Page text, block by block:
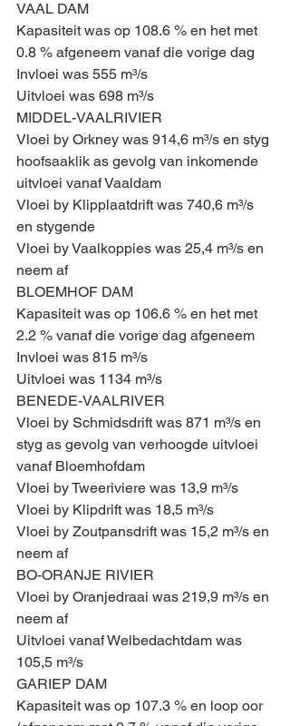
VAAL DAM
Kapasiteit was op 108.6 % en het met
0.8 % afgeneem vanaf die vorige dag
Invloei was 555 m³/s
Uitvloei was 698 m³/s
MIDDEL-VAALRIVIER
Vloei by Orkney was 914,6 m³/s en styg
hoofsaaklik as gevolg van inkomende
uitvloei vanaf Vaaldam
Vloei by Klipplaatdrift was 740,6 m³/s
en stygende
Vloei by Vaalkoppies was 25,4 m³/s en
neem af
BLOEMHOF DAM
Kapasiteit was op 106.6 % en het met
2.2 % vanaf die vorige dag afgeneem
Invloei was 815 m³/s
Uitvloei was 1134 m³/s
BENEDE-VAALRIVER
Vloei by Schmidsdrift was 871 m³/s en
styg as gevolg van verhoogde uitvloei
vanaf Bloemhofdam
Vloei by Tweeriviere was 13,9 m³/s
Vloei by Klipdrift was 18,5 m³/s
Vloei by Zoutpansdrift was 15,2 m³/s en
neem af
BO-ORANJE RIVIER
Vloei by Oranjedraai was 219,9 m³/s en
neem af
Uitvloei vanaf Welbedachtdam was
105,5 m³/s
GARIEP DAM
Kapasiteit was op 107.3 % en loop oor